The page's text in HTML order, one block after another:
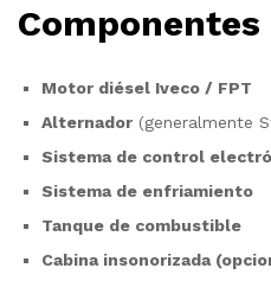
Motor diésel Iveco / FPT
Alternador (generalmente
Sistema de control
Sistema de enfriamiento
Tanque de combustible
Cabina insonorizada